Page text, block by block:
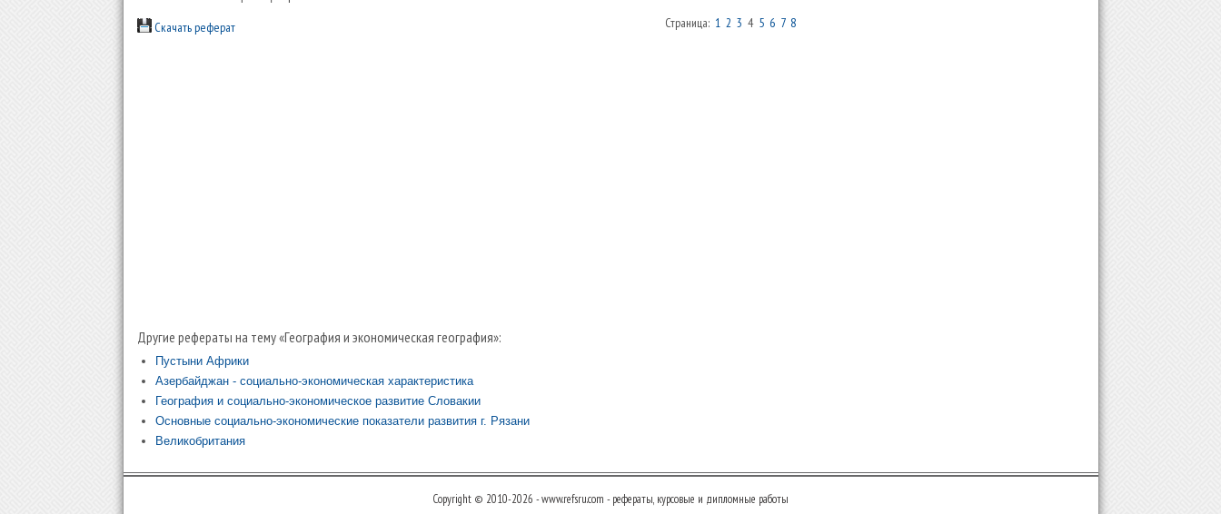
Скачать реферат Страница: 1 2 3 4 5 6 7 8
Другие рефераты на тему «География и экономическая география»:
Пустыни Африки
Азербайджан - социально-экономическая характеристика
География и социально-экономическое развитие Словакии
Основные социально-экономические показатели развития г. Рязани
Великобритания
Copyright © 2010-2026 - www.refsru.com - рефераты, курсовые и дипломные работы